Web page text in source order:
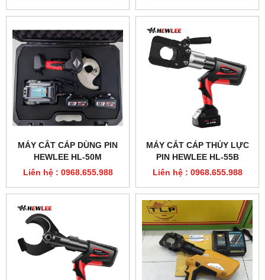
MÁY CẮT CÁP DÙNG PIN
HEWLEE HL-50M
Liên hệ : 0968.655.988
MÁY CẮT CÁP THỦY LỰC
PIN HEWLEE HL-55B
Liên hệ : 0968.655.988